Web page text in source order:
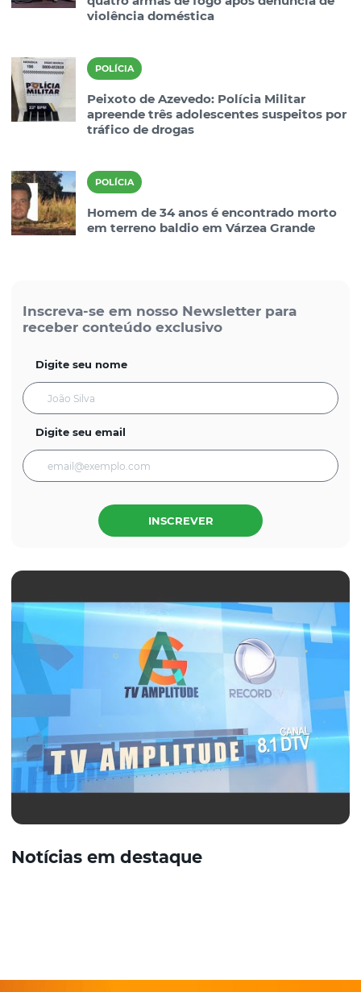
violência doméstica
POLÍCIA
Peixoto de Azevedo: Polícia Militar
apreende três adolescentes suspeitos por
tráfico de drogas
POLÍCIA
Homem de 34 anos é encontrado morto
em terreno baldio em Várzea Grande
Inscreva-se em nosso Newsletter para
receber conteúdo exclusivo
Digite seu nome
Digite seu email
INSCREVER
Notícias em destaque